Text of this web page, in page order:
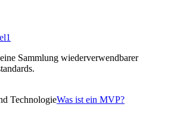
Sammlung wiederverwendbarer
TechnologieWas ist ein MVP?